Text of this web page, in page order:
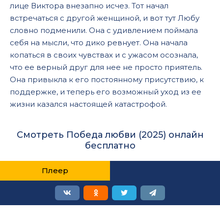
лице Виктора внезапно исчез. Тот начал
встречаться с другой женщиной, и вот тут Любу
словно подменили. Она с удивлением поймала
себя на мысли, что дико ревнует. Она начала
копаться в своих чувствах и с ужасом осознала,
что ее верный друг для нее не просто приятель.
Она привыкла к его постоянному присутствию, к
поддержке, и теперь его возможный уход из ее
жизни казался настоящей катастрофой.
Смотреть Победа любви (2025) онлайн
бесплатно
Плеер